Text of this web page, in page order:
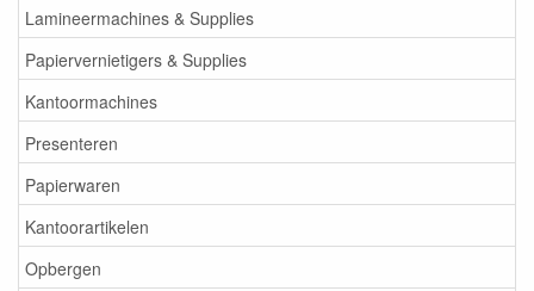
Lamineermachines & Supplies
Papiervernietigers & Supplies
Kantoormachines
Presenteren
Papierwaren
Kantoorartikelen
Opbergen